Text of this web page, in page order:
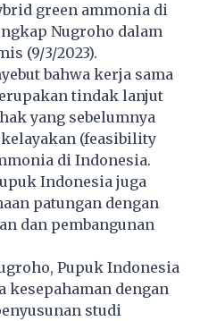
green ammonia di
Nugroho dalam
(9/3/2023).
bahwa kerja sama
tindak lanjut
yang sebelumnya
(feasibility
di Indonesia.
Indonesia juga
patungan dengan
dan pembangunan
Pupuk Indonesia
kesepahaman dengan
studi